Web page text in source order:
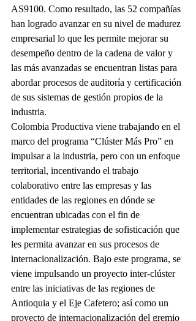
AS9100. Como resultado, las 52 compañías
han logrado avanzar en su nivel de madurez
empresarial lo que les permite mejorar su
desempeño dentro de la cadena de valor y
las más avanzadas se encuentran listas para
abordar procesos de auditoría y certificación
de sus sistemas de gestión propios de la
industria.
Colombia Productiva viene trabajando en el
marco del programa “Clúster Más Pro” en
impulsar a la industria, pero con un enfoque
territorial, incentivando el trabajo
colaborativo entre las empresas y las
entidades de las regiones en dónde se
encuentran ubicadas con el fin de
implementar estrategias de sofisticación que
les permita avanzar en sus procesos de
internacionalización. Bajo este programa, se
viene impulsando un proyecto inter-clúster
entre las iniciativas de las regiones de
Antioquia y el Eje Cafetero; así como un
proyecto de internacionalización del gremio